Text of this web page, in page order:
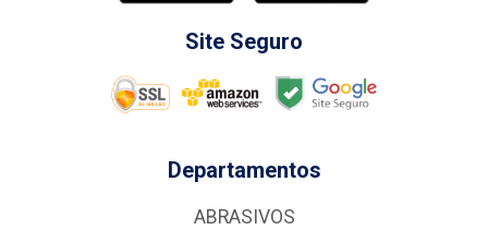
Site Seguro
Departamentos
ABRASIVOS